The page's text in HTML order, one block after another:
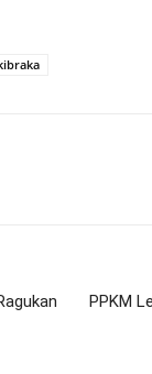
PPKM